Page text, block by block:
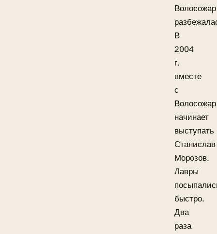
Волосожар
В
2004
г.
вместе
с
Волосожар
начинает
выступать
Станислав
Морозов.
Лавры
быстро.
Два
раза